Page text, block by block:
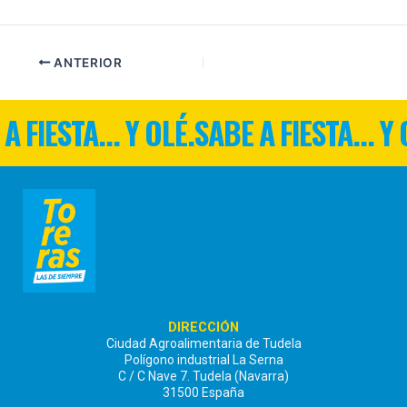
ANTERIOR
FIESTA... Y OLÉ.SABE A FIESTA... Y
DIRECCIÓN
Ciudad Agroalimentaria de Tudela
Polígono industrial La Serna
C / C Nave 7. Tudela (Navarra)
31500 España